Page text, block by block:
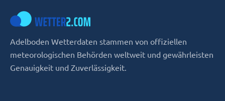
Adelboden Wetterdaten stammen von offiziellen
meteorologischen Behörden weltweit und gewährleisten
Genauigkeit und Zuverlässigkeit.